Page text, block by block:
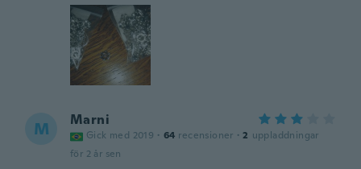
M Marni
Gick med 2019 · 64 recensioner · 2 uppladdningar
för 2 år sen